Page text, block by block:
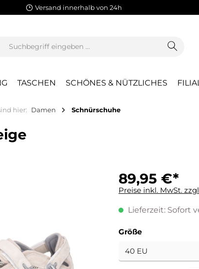
Versand innerhalb von 24h
TASCHEN SCHÖNES & NÜTZLICHES
hier: Damen Schnürschuhe
89,95 €*
Preise inkl. MwSt.
Lieferzeit: Sofort
Größeauswählen